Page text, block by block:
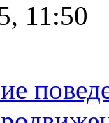
11:50